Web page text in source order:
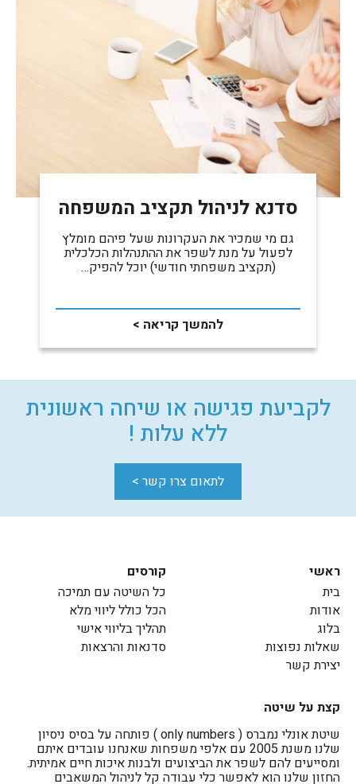
סדנא לניהול תקציב המשפחה
גם מי שמכיר את העקרונות שעל פיהם מומלץ
לפעול על מנת לשפר את ההתנהלות הכלכלית
(תקציב משפחתי חודשי) יוכל להפיק…
להמשך קריאה >
לקביעת פגישה או שיחה ראשונית
ללא עלות !
לתאום צרו קשר >
ראשי
בית
אודות
בלוג
שאלות נפוצות
יצירת קשר
קורסים
כל השיטה עם תמיכה
הכל כולל ליווי מלא
תהליך בליווי אישי
סדנאות והרצאות
קצת על שיטה
שיטת אונלי נמברס ( only numbers ) פותחה על בסיס ניסיון
שלנו משנת 2005 עם אלפי משפחות שאנחנו עובדים איתם
ומסייעים להם לשפר את הביצועים ולבנות איכות חיים אמיתית.
החזון שלנו הוא לאפשר כלי עבודה קל לניהול המשאבים